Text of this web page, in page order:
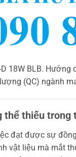
18W BLB.
(QC) ngành
thể thiếu trong
đạt được sự
vật liệu mà mắt